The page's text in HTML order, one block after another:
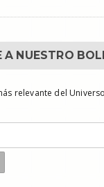
A NUESTRO
relevante del